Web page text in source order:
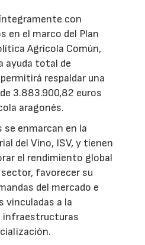
con
en el marco del Plan
Agrícola Común,
ayuda total de
respaldar una
3.883.900,82 euros
aragonés.
enmarcan en la
del Vino, ISV, y tienen
el rendimiento global
favorecer su
del mercado e
vinculadas a la
infraestructuras